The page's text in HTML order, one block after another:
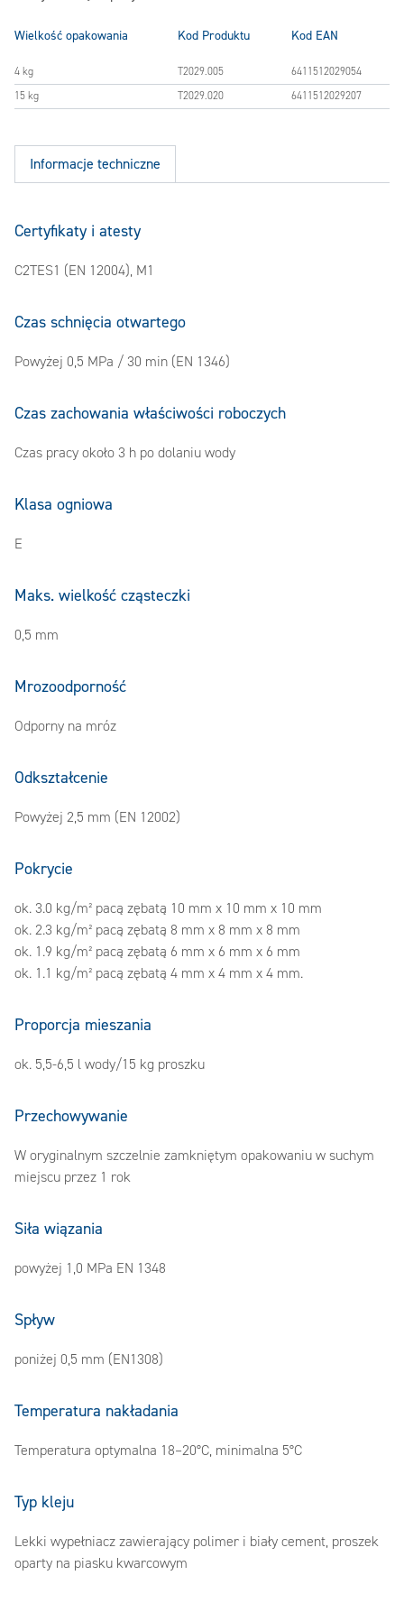
Wielkość opakowania Kod Produktu Kod EAN
4 kg T2029.005
6411512029054
15 kg
T2029.020 6411512029207
Informacje techniczne
Certyfikaty i atesty
C2TES1 (EN 12004), M1
Czas schnięcia otwartego
Powyżej 0,5 MPa / 30 min (EN 1346)
Czas zachowania właściwości roboczych
Czas pracy około 3 h po dolaniu wody
Klasa ogniowa
E
Maks. wielkość cząsteczki
0,5 mm
Mrozoodporność
Odporny na mróz
Odkształcenie
Powyżej 2,5 mm (EN 12002)
Pokrycie
ok. 3.0 kg/m² pacą zębatą 10 mm x 10 mm x 10 mm
ok. 2.3 kg/m² pacą zębatą 8 mm x 8 mm x 8 mm
ok. 1.9 kg/m² pacą zębatą 6 mm x 6 mm x 6 mm
ok. 1.1 kg/m² pacą zębatą 4 mm x 4 mm x 4 mm.
Proporcja mieszania
ok. 5,5-6,5 l wody/15 kg proszku
Przechowywanie
W oryginalnym szczelnie zamkniętym opakowaniu w suchym
miejscu przez 1 rok
Siła wiązania
powyżej 1,0 MPa EN 1348
Spływ
poniżej 0,5 mm (EN1308)
Temperatura nakładania
Temperatura optymalna 18–20°C, minimalna 5°C
Typ kleju
Lekki wypełniacz zawierający polimer i biały cement, proszek
oparty na piasku kwarcowym